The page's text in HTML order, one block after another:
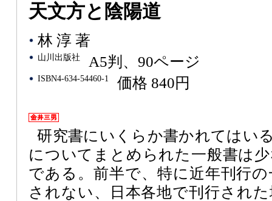
天文方と陰陽道
林 淳 著
山川出版社 A5判、90ページ
ISBN4-634-54460-1 価格 840円
研究書にいくらか書かれてはい
についてまとめられた一般書は
である。前半で、特に近年刊行
されない、日本各地で刊行され